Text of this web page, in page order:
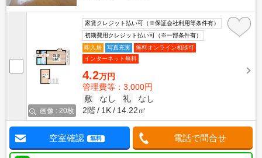
画像 : 20枚
家賃クレジット払い可（※保証会社利用等条件有）
初期費用クレジット払い可（※一部条件有）
即入居
写真充実
無料オンライン相談可
インターネット無料
4.2万円
管理費等：3,000円
敷
なし 礼
なし
2階
1K 14.22㎡
空室確認 無料 電話で問合せ